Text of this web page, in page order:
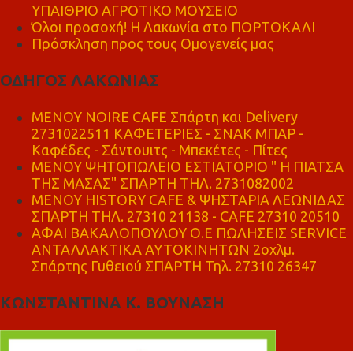
ΥΠΑΙΘΡΙΟ ΑΓΡΟΤΙΚΟ ΜΟΥΣΕΙΟ
Όλοι προσοχή! Η Λακωνία στο ΠΟΡΤΟΚΑΛΙ
Πρόσκληση προς τους Ομογενείς μας
ΟΔΗΓΟΣ ΛΑΚΩΝΙΑΣ
MENOY NOIRE CAFE Σπάρτη και Delivery
2731022511 ΚΑΦΕΤΕΡΙΕΣ - ΣΝΑΚ ΜΠΑΡ -
Καφέδες - Σάντουιτς - Μπεκέτες - Πίτες
ΜΕΝΟΥ ΨΗΤΟΠΩΛΕΙΟ ΕΣΤΙΑΤΟΡΙΟ " Η ΠΙΑΤΣΑ
ΤΗΣ ΜΑΣΑΣ" ΣΠΑΡΤΗ ΤΗΛ. 2731082002
ΜΕΝΟΥ HISTORY CAFE & ΨΗΣΤΑΡΙΑ ΛΕΩΝΙΔΑΣ
ΣΠΑΡΤΗ ΤΗΛ. 27310 21138 - CAFE 27310 20510
ΑΦΑΙ ΒΑΚΑΛΟΠΟΥΛΟΥ Ο.Ε ΠΩΛΗΣΕΙΣ SERVICE
ΑΝΤΑΛΛΑΚΤΙΚΑ ΑΥΤΟΚΙΝΗΤΩΝ 2οχλμ.
Σπάρτης Γυθειού ΣΠΑΡΤΗ Τηλ. 27310 26347
ΚΩΝΣΤΑΝΤΙΝΑ Κ. ΒΟΥΝΑΣΗ